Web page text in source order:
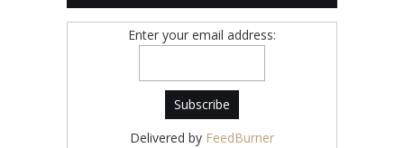
Enter your email address:
Delivered by FeedBurner